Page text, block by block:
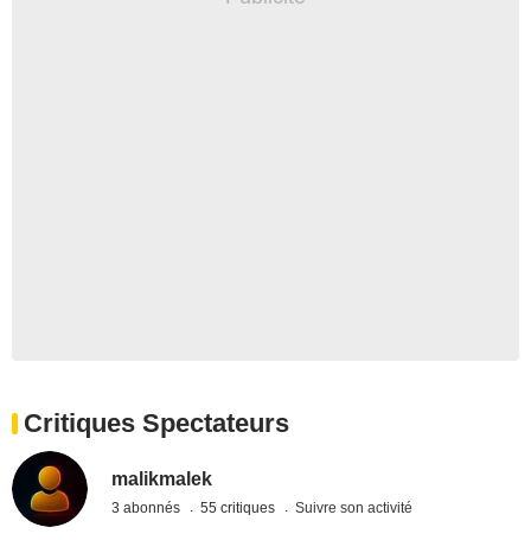
Critiques Spectateurs
malikmalek
3 abonnés 55 critiques Suivre son activité